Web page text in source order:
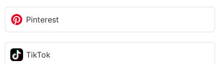
Pinterest
TikTok